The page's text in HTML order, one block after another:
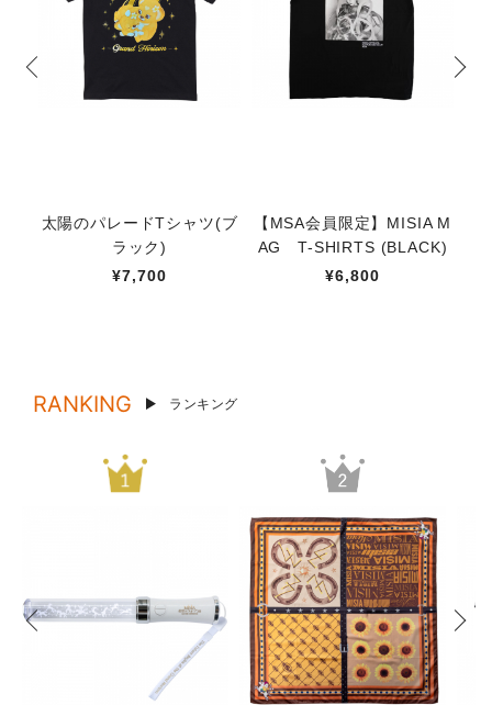
太陽のパレードTシャツ(ブ
ラック)
¥7,700
【MSA会員限定】MISIA M
AG T-SHIRTS (BLACK)
¥6,800
RANKING ランキング